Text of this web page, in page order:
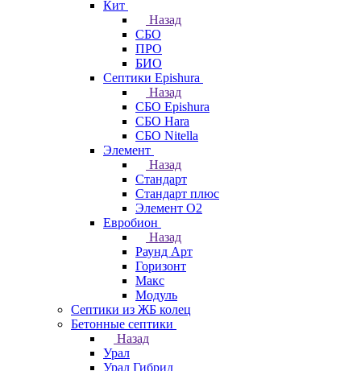
Кит
Назад
СБО
ПРО
БИО
Септики Epishura
Назад
СБО Epishura
СБО Hara
СБО Nitella
Элемент
Назад
Стандарт
Стандарт плюс
Элемент О2
Евробион
Назад
Раунд Арт
Горизонт
Макс
Модуль
Септики из ЖБ колец
Бетонные септики
Назад
Урал
Урал Гибрид